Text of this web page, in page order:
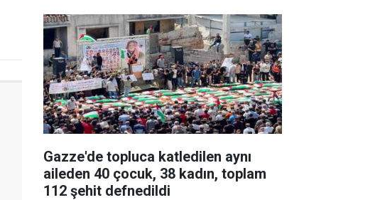
Gazze'de topluca katledilen aynı
aileden 40 çocuk, 38 kadın, toplam
112 şehit defnedildi